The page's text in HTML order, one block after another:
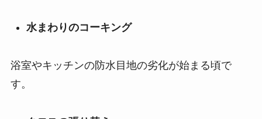
水まわりのコーキング
浴室やキッチンの防水目地の劣化が始まる頃で
す。